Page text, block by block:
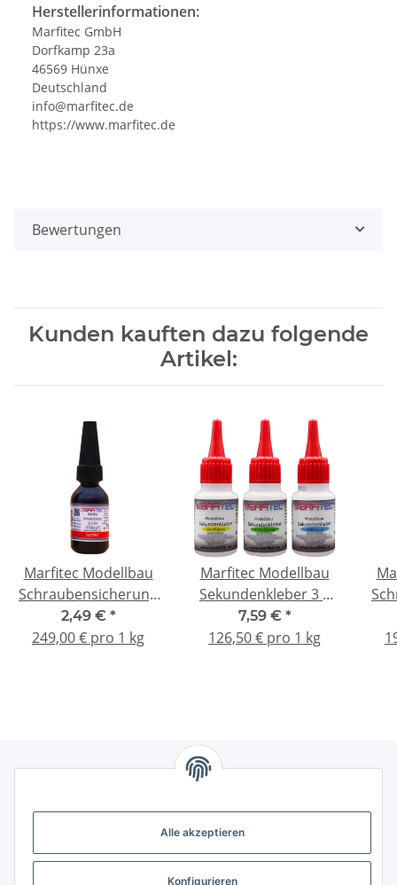
Alle akzeptieren
Konfigurieren
Herstellerinformationen:
Marfitec GmbH
Dorfkamp 23a
46569 Hünxe
Deutschland
info@marfitec.de
https://www.marfitec.de
Bewertungen
Kunden kauften dazu folgende
Artikel:
Marfitec Modellbau
Schraubensicherung
10g - hochfest
2,49 € *
249,00 € pro 1 kg
Marfitec Modellbau
Sekundenkleber 3 x
20g SET - (dünn-,
mittel-, dickflüssig)
7,59 € *
126,50 € pro 1 kg
Gesetzliche Informationen
Weitere Informationen